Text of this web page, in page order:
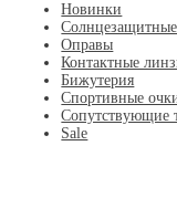
Новинки
Оправы
Контактные
Бижутерия
Спортивные
Сопутствующие
Sale